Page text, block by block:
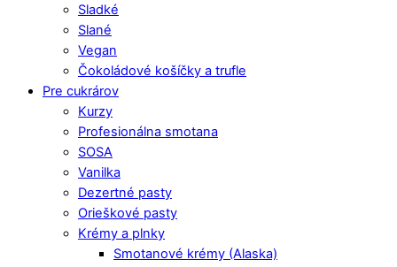
Sladké
Slané
Vegan
Čokoládové košíčky a trufle
Pre cukrárov
Kurzy
Profesionálna smotana
SOSA
Vanilka
Dezertné pasty
Orieškové pasty
Krémy a plnky
Smotanové krémy (Alaska)